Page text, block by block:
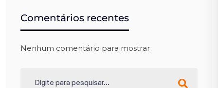
Comentários recentes
Nenhum comentário para mostrar.